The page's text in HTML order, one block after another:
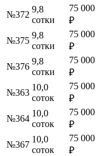
№372
9,8
сотки
75 000
₽
№375
9,8
сотки
75 000
₽
№376
9,8
сотки
75 000
₽
№363
10,0
соток
75 000
₽
№364
10,0
соток
75 000
₽
№367
10,0
соток
75 000
₽